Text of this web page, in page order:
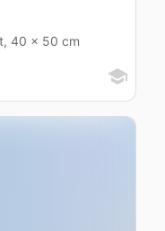
40 x 50 cm